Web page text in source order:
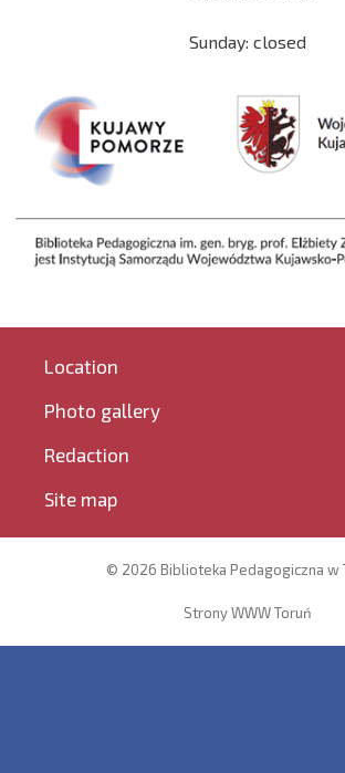
Sunday: closed
Location
Photo gallery
Redaction
Site map
© 2026 Biblioteka Pedagogiczna w
Strony WWW Toruń